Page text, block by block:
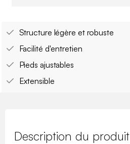
Structure légère et robuste
Facilité d'entretien
Pieds ajustables
Extensible
Description du produit